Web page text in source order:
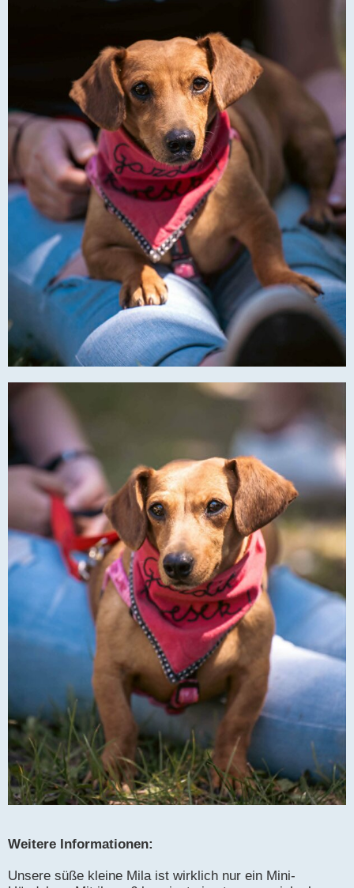
Weitere Informationen:
Unsere süße kleine Mila ist wirklich nur ein Mini-